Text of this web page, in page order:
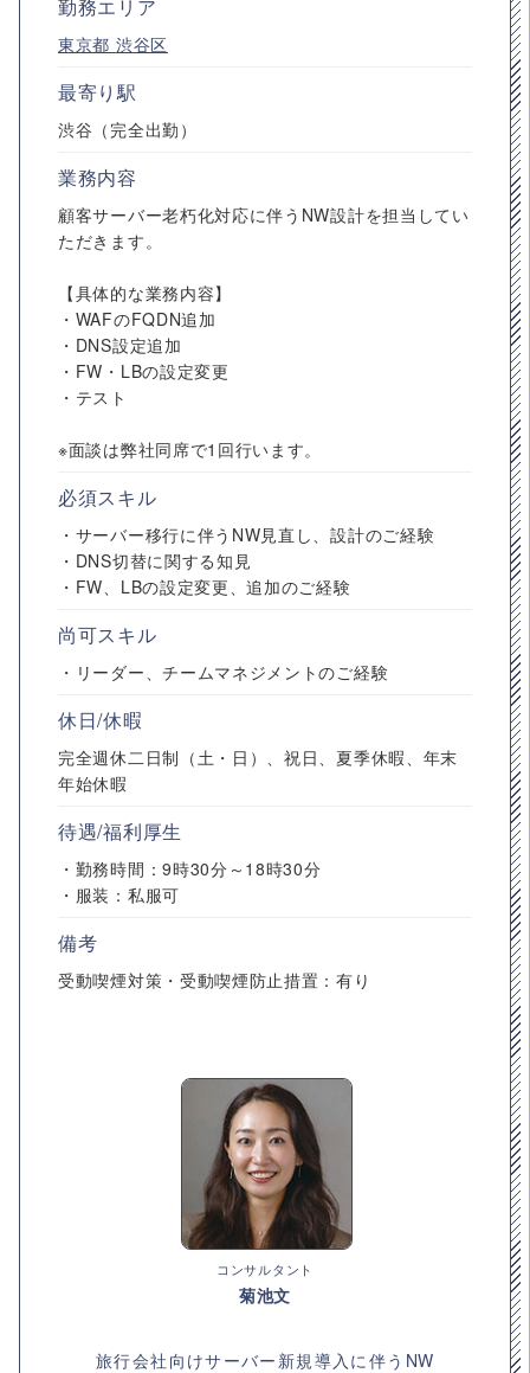
勤務エリア
東京都 渋谷区
最寄り駅
渋谷（完全出勤）
業務内容
顧客サーバー老朽化対応に伴うNW設計を担当してい
ただきます。
【具体的な業務内容】
・WAFのFQDN追加
・DNS設定追加
・FW・LBの設定変更
・テスト
※面談は弊社同席で1回行います。
必須スキル
・サーバー移行に伴うNW見直し、設計のご経験
・DNS切替に関する知見
・FW、LBの設定変更、追加のご経験
尚可スキル
・リーダー、チームマネジメントのご経験
休日/休暇
完全週休二日制（土・日）、祝日、夏季休暇、年末
年始休暇
待遇/福利厚生
・勤務時間：9時30分～18時30分
・服装：私服可
備考
受動喫煙対策・受動喫煙防止措置：有り
コンサルタント
菊池文
旅行会社向けサーバー新規導入に伴うNW